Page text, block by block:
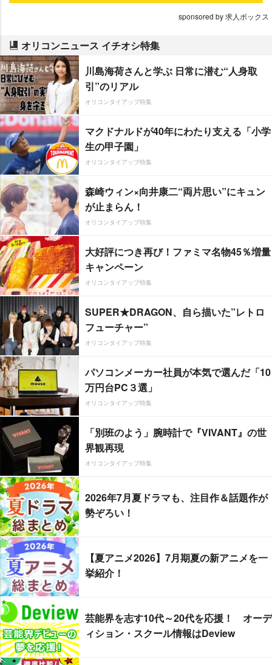
sponsored by 求人ボックス
オリコンニュース イチオシ特集
川島海荷さんと学ぶ 日常に潜む“人身取
引”のリアル
オリコンタイアップ特集
マクドナルドが40年にわたり支える「小学
生の甲子園」
オリコンタイアップ特集
森崎ウィン×向井康二“両片思い”にキュン
が止まらん！
オリコンタイアップ特集
大好評につき再び！ファミマ名物45％増量
キャンペーン
オリコンタイアップ特集
SUPER★DRAGON、自ら描いた”レトロ
フューチャー”
オリコンタイアップ特集
パソコンメーカー社員が本気で選んだ「10
万円台PC３選」
オリコンタイアップ特集
「別班のよう」腕時計で『VIVANT』の世
界観再現
オリコンタイアップ特集
2026年7月夏ドラマも、注目作＆話題作が
勢ぞろい！
【夏アニメ2026】7月期夏の新アニメを一
挙紹介！
芸能界を志す10代～20代を応援！ オーデ
ィション・スクール情報はDeview